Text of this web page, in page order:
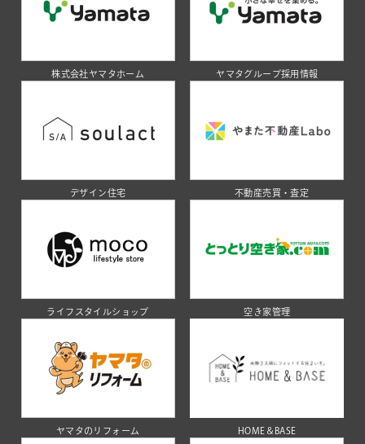
株式会社ヤマタホーム ヤマタグループ採用情報
デザイン住宅 不動産売買・査定
ライフスタイルショップ 空き家管理
ヤマタのリフォーム HOME＆BASE